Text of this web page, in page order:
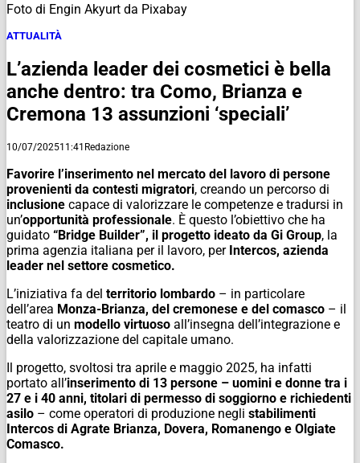
Foto di Engin Akyurt da Pixabay
ATTUALITÀ
L’azienda leader dei cosmetici è bella
anche dentro: tra Como, Brianza e
Cremona 13 assunzioni ‘speciali’
10/07/202511:41 Redazione
Favorire l’inserimento nel mercato del lavoro di persone
provenienti da contesti migratori, creando un percorso di
inclusione capace di valorizzare le competenze e tradursi in
un’opportunità professionale. È questo l’obiettivo che ha
guidato “Bridge Builder”, il progetto ideato da Gi Group, la
prima agenzia italiana per il lavoro, per Intercos, azienda
leader nel settore cosmetico.
L’iniziativa fa del territorio lombardo – in particolare
dell’area Monza-Brianza, del cremonese e del comasco – il
teatro di un modello virtuoso all’insegna dell’integrazione e
della valorizzazione del capitale umano.
Il progetto, svoltosi tra aprile e maggio 2025, ha infatti
portato all’inserimento di 13 persone – uomini e donne tra i
27 e i 40 anni, titolari di permesso di soggiorno e richiedenti
asilo – come operatori di produzione negli stabilimenti
Intercos di Agrate Brianza, Dovera, Romanengo e Olgiate
Comasco.